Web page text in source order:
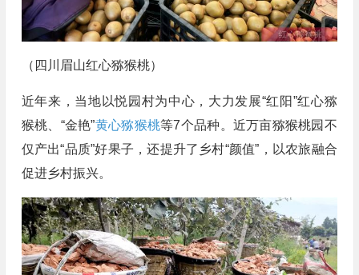
（四川眉山红心猕猴桃）
近年来，当地以悦园村为中心，大力发展“红阳”红心猕
猴桃、“金艳”黄心猕猴桃等7个品种。近万亩猕猴桃园不
仅产出“品质”好果子，还提升了乡村“颜值”，以农旅融合
促进乡村振兴。